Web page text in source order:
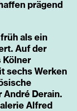
prägend
als ein
Auf der
Kölner
sechs Werken
André Derain.
Alfred